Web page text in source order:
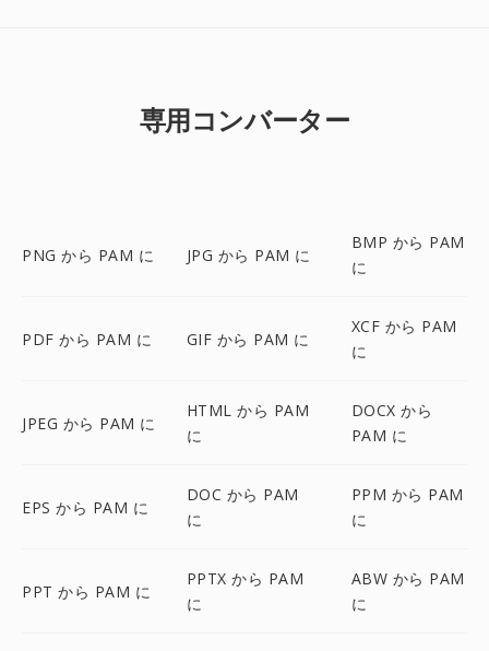
専用コンバーター
PNG から PAM に JPG から PAM に
BMP から PAM
に
PDF から PAM に GIF から PAM に
XCF から PAM
に
JPEG から PAM に
HTML から PAM
に
DOCX から
PAM に
EPS から PAM に
DOC から PAM
に
PPM から PAM
に
PPT から PAM に
PPTX から PAM
に
ABW から PAM
に